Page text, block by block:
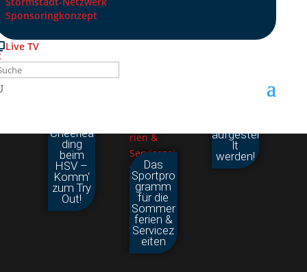
Sponsoringkonzept
Live TV
Cheerlea
ding
beim
HSV –
Komm‘
zum Try
Out!
Das
Sportpro
gramm
für die
Sommer
ferien &
Servicez
eiten
aufgestel
lt
werden!